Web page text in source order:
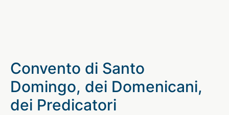
Convento di Santo
Domingo, dei Domenicani,
dei Predicatori